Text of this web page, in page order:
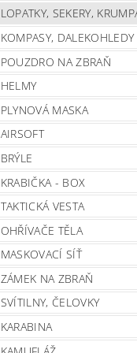
LOPATKY, SEKERY,
KOMPASY, DALEKOHLEDY
POUZDRO NA ZBRAŇ
HELMY
PLYNOVÁ MASKA
AIRSOFT
BRÝLE
KRABIČKA - BOX
TAKTICKÁ VESTA
OHŘÍVAČE TĚLA
MASKOVACÍ SÍŤ
ZÁMEK NA ZBRAŇ
SVÍTILNY, ČELOVKY
KARABINA